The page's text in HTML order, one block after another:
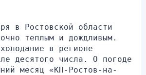
в Ростовской области
теплым и дождливым.
в регионе
десятого числа. О погоде
месяц «КП-Ростов-на-